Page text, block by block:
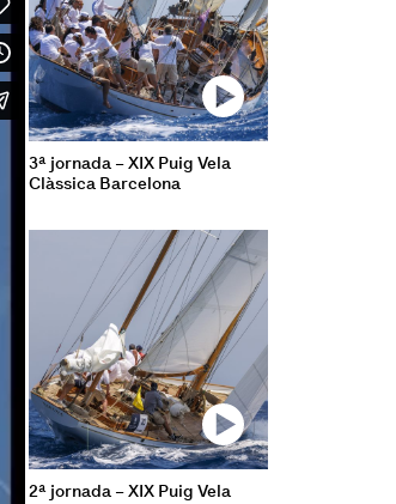
3ª jornada – XIX Puig Vela
Clàssica Barcelona
2ª jornada – XIX Puig Vela